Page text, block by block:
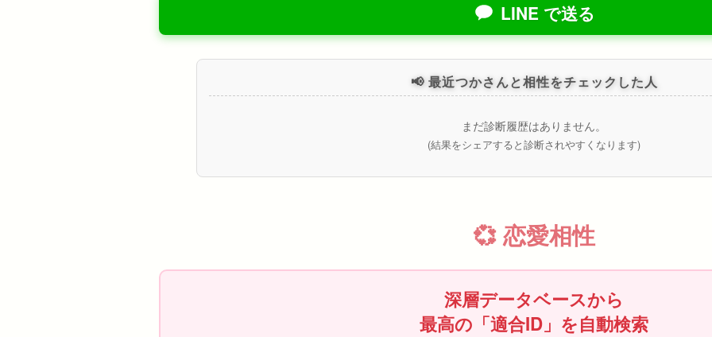
LINE で送る
📢 最近つかさんと相性をチェックした人
まだ診断履歴はありません。
(結果をシェアすると診断されやすくなります)
💞 恋愛相性
深層データベースから
最高の「適合ID」を自動検索